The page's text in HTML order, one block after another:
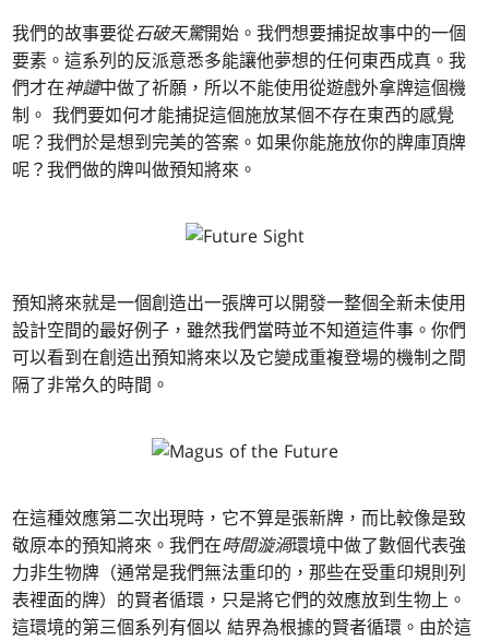
我們的故事要從石破天驚開始。我們想要捕捉故事中的一個
要素。這系列的反派意悉多能讓他夢想的任何東西成真。我
們才在神譴中做了祈願，所以不能使用從遊戲外拿牌這個機
制。 我們要如何才能捕捉這個施放某個不存在東西的感覺
呢？我們於是想到完美的答案。如果你能施放你的牌庫頂牌
呢？我們做的牌叫做預知將來。
預知將來就是一個創造出一張牌可以開發一整個全新未使用
設計空間的最好例子，雖然我們當時並不知道這件事。你們
可以看到在創造出預知將來以及它變成重複登場的機制之間
隔了非常久的時間。
在這種效應第二次出現時，它不算是張新牌，而比較像是致
敬原本的預知將來。我們在時間漩渦環境中做了數個代表強
力非生物牌（通常是我們無法重印的，那些在受重印規則列
表裡面的牌）的賢者循環，只是將它們的效應放到生物上。
這環境的第三個系列有個以 結界為根據的賢者循環。由於這